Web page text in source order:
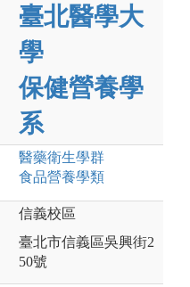
臺北醫學大
學
保健營養學
系
醫藥衛生學群
食品營養學類
信義校區
臺北市信義區吳興街2
50號